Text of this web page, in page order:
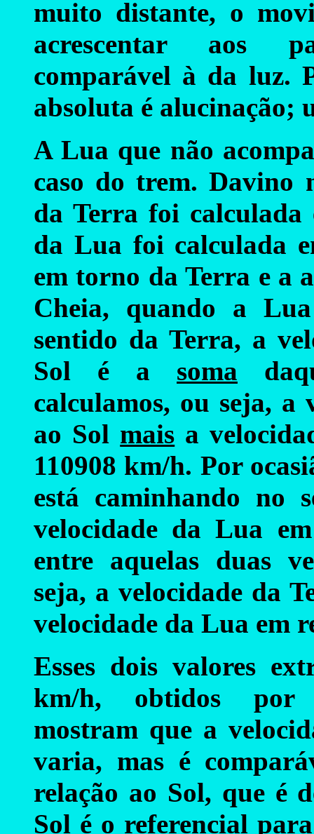
muito distante, o
acrescentar aos
comparável à da luz.
absoluta é alucinação;
A Lua que não
caso do trem. Davino
da Terra foi calculada
da Lua foi calculada
em torno da Terra e a
Cheia, quando a
sentido da Terra, a
Sol é a soma
calculamos, ou seja, a
ao Sol mais a
110908 km/h. Por
está caminhando no
velocidade da Lua
entre aquelas duas
seja, a velocidade da
velocidade da Lua em
Esses dois valores
km/h, obtidos por
mostram que a
varia, mas é
relação ao Sol, que é
Sol é o referencial